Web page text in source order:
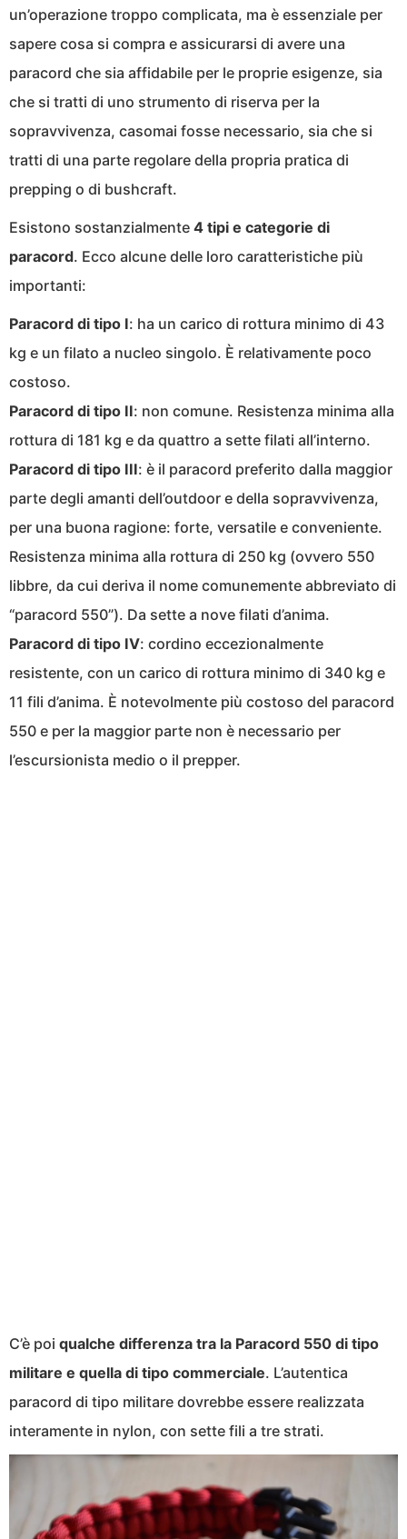
un’operazione troppo complicata, ma è essenziale per
sapere cosa si compra e assicurarsi di avere una
paracord che sia affidabile per le proprie esigenze, sia
che si tratti di uno strumento di riserva per la
sopravvivenza, casomai fosse necessario, sia che si
tratti di una parte regolare della propria pratica di
prepping o di bushcraft.
Esistono sostanzialmente 4 tipi e categorie di
paracord. Ecco alcune delle loro caratteristiche più
importanti:
Paracord di tipo I: ha un carico di rottura minimo di 43
kg e un filato a nucleo singolo. È relativamente poco
costoso.
Paracord di tipo II: non comune. Resistenza minima alla
rottura di 181 kg e da quattro a sette filati all’interno.
Paracord di tipo III: è il paracord preferito dalla maggior
parte degli amanti dell’outdoor e della sopravvivenza,
per una buona ragione: forte, versatile e conveniente.
Resistenza minima alla rottura di 250 kg (ovvero 550
libbre, da cui deriva il nome comunemente abbreviato di
“paracord 550”). Da sette a nove filati d’anima.
Paracord di tipo IV: cordino eccezionalmente
resistente, con un carico di rottura minimo di 340 kg e
11 fili d’anima. È notevolmente più costoso del paracord
550 e per la maggior parte non è necessario per
l’escursionista medio o il prepper.
C’è poi qualche differenza tra la Paracord 550 di tipo
militare e quella di tipo commerciale. L’autentica
paracord di tipo militare dovrebbe essere realizzata
interamente in nylon, con sette fili a tre strati.